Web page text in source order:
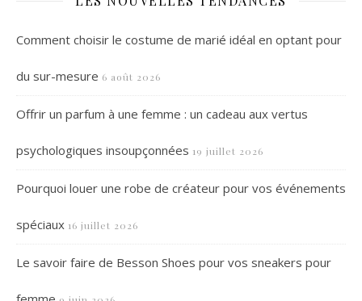
Comment choisir le costume de marié idéal en optant pour
du sur-mesure 6 août 2026
Offrir un parfum à une femme : un cadeau aux vertus
psychologiques insoupçonnées 19 juillet 2026
Pourquoi louer une robe de créateur pour vos événements
spéciaux 16 juillet 2026
Le savoir faire de Besson Shoes pour vos sneakers pour